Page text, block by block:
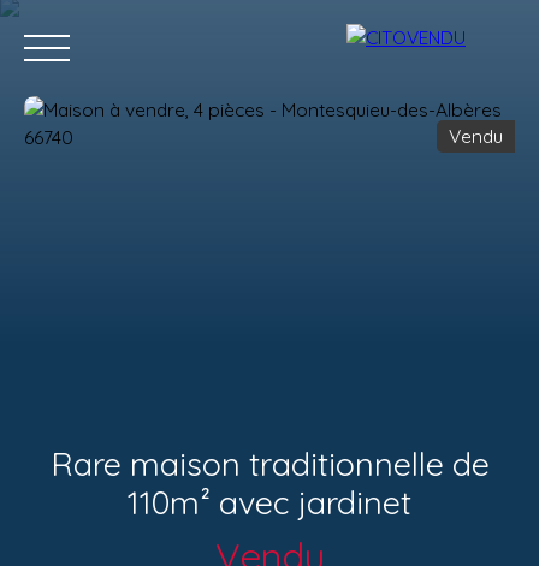
Vendu
Rare maison traditionnelle de
110m² avec jardinet
Vendu